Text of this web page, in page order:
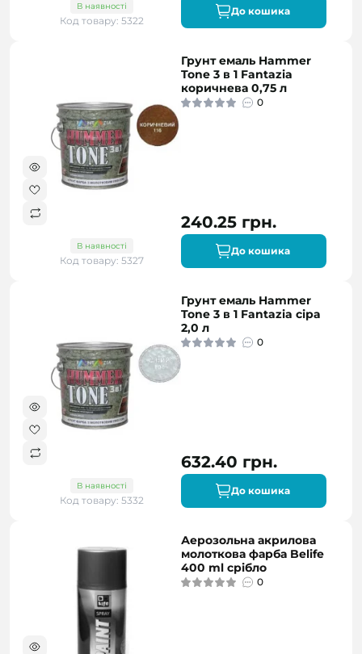
В наявності
Код товару: 5322
До кошика
В наявності
Код товару: 5327
Грунт емаль Hammer
Tone 3 в 1 Fantazia
коричнева 0,75 л
0
240.25 грн.
До кошика
В наявності
Код товару: 5332
Грунт емаль Hammer
Tone 3 в 1 Fantazia сіра
2,0 л
0
632.40 грн.
До кошика
Аерозольна акрилова
молоткова фарба Belife
400 ml срібло
0